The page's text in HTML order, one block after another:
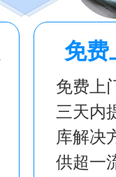
免费
免费上
三天内
库解决
供超一